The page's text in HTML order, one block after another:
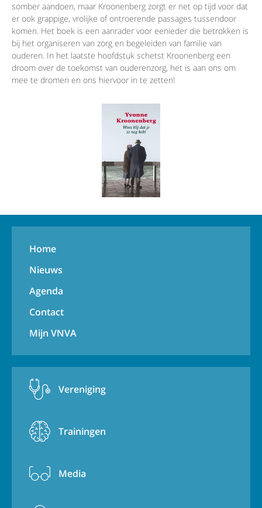
somber aandoen, maar Kroonenberg zorgt er net op tijd voor dat
er ook grappige, vrolijke of ontroerende passages tussendoor
komen. Het boek is een aanrader voor eenieder die betrokken is
bij het organiseren van zorg en begeleiden van familie van
ouderen. In het laatste hoofdstuk schetst Kroonenberg een
droom over de toekomst van ouderenzorg, het is aan ons om
mee te dromen en ons hiervoor in te zetten!
Home
Nieuws
Agenda
Contact
Mijn VNVA
Vereniging
Trainingen
Media